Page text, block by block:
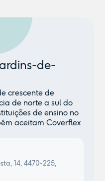
de-
crescente de
de norte a sul do
de ensino no
aceitam Coverflex
14, 4470-225,